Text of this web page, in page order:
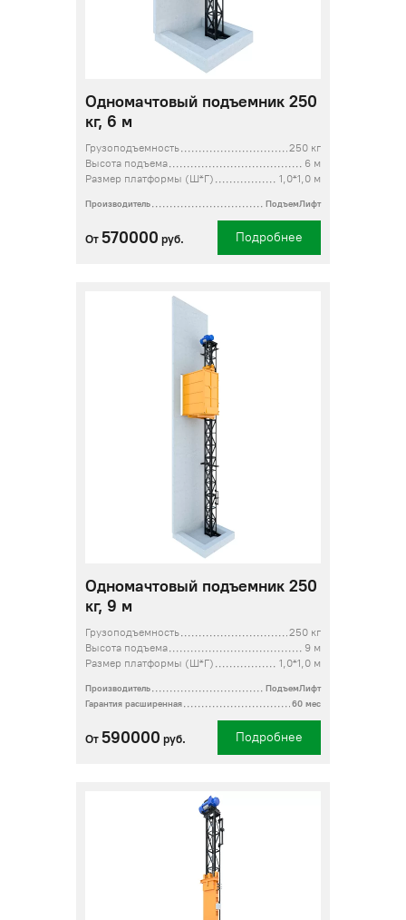
Одномачтовый подъемник 250
кг, 6 м
Грузоподъемность
250 кг
Высота подъема
6 м
Размер платформы (Ш*Г)
1,0*1,0 м
Производитель ПодъемЛифт
От 570000 руб. Подробнее
Одномачтовый подъемник 250
кг, 9 м
Грузоподъемность
250 кг
Высота подъема
9 м
Размер платформы (Ш*Г)
1,0*1,0 м
Производитель
ПодъемЛифт
Гарантия расширенная
60 мес
От 590000 руб. Подробнее